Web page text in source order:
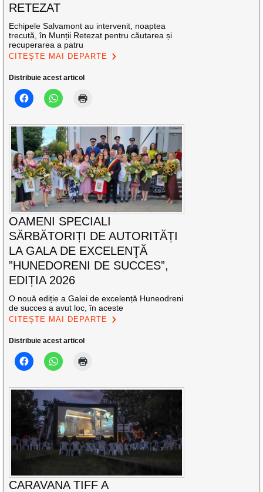
RETEZAT
Echipele Salvamont au intervenit, noaptea
trecută, în Munții Retezat pentru căutarea și
recuperarea a patru
CITEȘTE MAI DEPARTE
Distribuie acest articol
OAMENI SPECIALI
SĂRBĂTORIȚI DE AUTORITĂȚI
LA GALA DE EXCELENŢĂ
”HUNEDORENI DE SUCCES”,
EDIȚIA 2026
O nouă ediție a Galei de excelență Huneodreni
de succes a avut loc, în aceste
CITEȘTE MAI DEPARTE
Distribuie acest articol
CARAVANA TIFF A